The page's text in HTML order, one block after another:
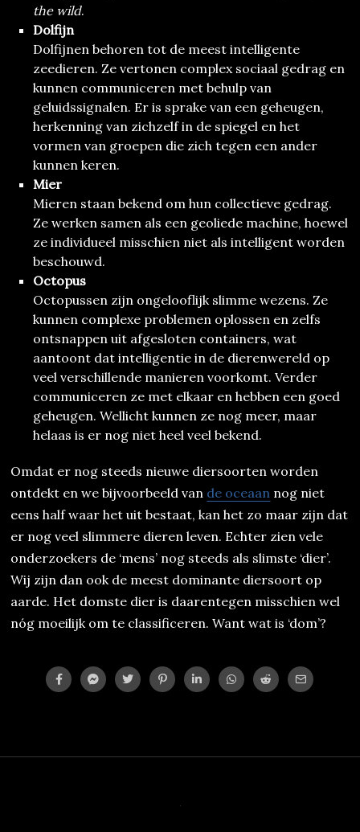
the wild.
Dolfijn
Dolfijnen behoren tot de meest intelligente
zeedieren. Ze vertonen complex sociaal gedrag en
kunnen communiceren met behulp van
geluidssignalen. Er is sprake van een geheugen,
herkenning van zichzelf in de spiegel en het
vormen van groepen die zich tegen een ander
kunnen keren.
Mier
Mieren staan bekend om hun collectieve gedrag.
Ze werken samen als een geoliede machine, hoewel
ze individueel misschien niet als intelligent worden
beschouwd.
Octopus
Octopussen zijn ongelooflijk slimme wezens. Ze
kunnen complexe problemen oplossen en zelfs
ontsnappen uit afgesloten containers, wat
aantoont dat intelligentie in de dierenwereld op
veel verschillende manieren voorkomt. Verder
communiceren ze met elkaar en hebben een goed
geheugen. Wellicht kunnen ze nog meer, maar
helaas is er nog niet heel veel bekend.
Omdat er nog steeds nieuwe diersoorten worden
ontdekt en we bijvoorbeeld van de oceaan nog niet
eens half waar het uit bestaat, kan het zo maar zijn dat
er nog veel slimmere dieren leven. Echter zien vele
onderzoekers de ‘mens’ nog steeds als slimste ‘dier’.
Wij zijn dan ook de meest dominante diersoort op
aarde. Het domste dier is daarentegen misschien wel
nóg moeilijk om te classificeren. Want wat is ‘dom’?